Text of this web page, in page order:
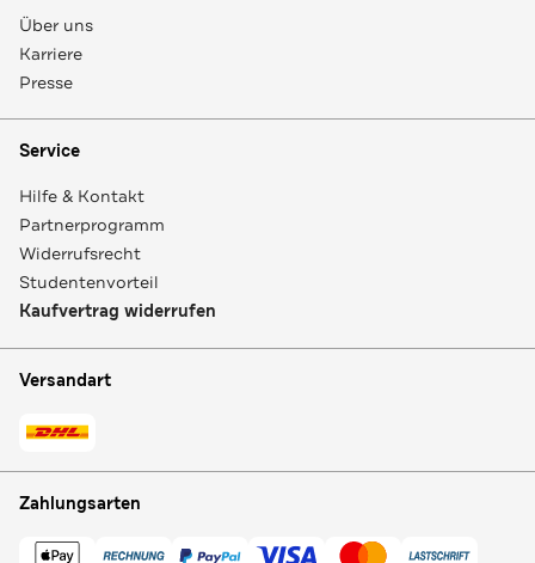
Über uns
Karriere
Presse
Service
Hilfe & Kontakt
Partnerprogramm
Widerrufsrecht
Studentenvorteil
Kaufvertrag widerrufen
Versandart
Zahlungsarten